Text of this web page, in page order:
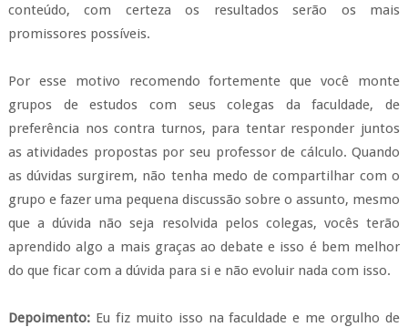
conteúdo, com certeza os resultados serão os mais
promissores possíveis.
Por esse motivo recomendo fortemente que você monte
grupos de estudos com seus colegas da faculdade, de
preferência nos contra turnos, para tentar responder juntos
as atividades propostas por seu professor de cálculo. Quando
as dúvidas surgirem, não tenha medo de compartilhar com o
grupo e fazer uma pequena discussão sobre o assunto, mesmo
que a dúvida não seja resolvida pelos colegas, vocês terão
aprendido algo a mais graças ao debate e isso é bem melhor
do que ficar com a dúvida para si e não evoluir nada com isso.
Depoimento:Eu fiz muito isso na faculdade e me orgulho de